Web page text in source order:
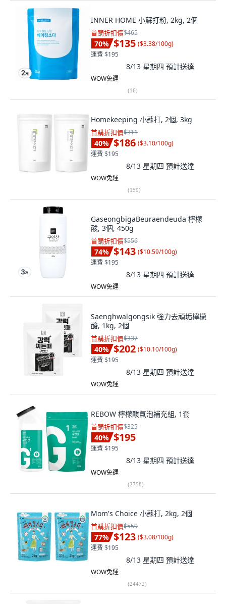
INNER HOME 小蘇打粉, 2kg, 2個
首購折扣價$465
70% $135 ($3.38/100g)
運費 $195
8/13 星期四 預計送達
WOW免運
(16)
Homekeeping 小蘇打, 2個, 3kg
首購折扣價$311
40% $186 ($3.10/100g)
運費 $195
8/13 星期四 預計送達
WOW免運
(159)
GaseongbigaBeuraendeuda 檸檬
酸, 3個, 450g
首購折扣價$556
74% $143 ($10.59/100g)
運費 $195
8/13 星期四 預計送達
WOW免運
Saenghwalgongsik 強力去頑垢檸檬
酸, 1kg, 2個
首購折扣價$337
40% $202 ($10.10/100g)
運費 $195
8/13 星期四 預計送達
WOW免運
REBOW 檸檬酸氣泡補充組, 1套
首購折扣價$325
40% $195
運費 $195
8/13 星期四 預計送達
WOW免運
(2758)
Mom's Choice 小蘇打, 2kg, 2個
首購折扣價$559
77% $123 ($3.08/100g)
運費 $195
8/13 星期四 預計送達
WOW免運
(24472)